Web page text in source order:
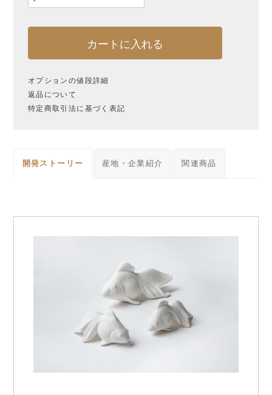
静岡
大阪
¥10,000〜¥19,999
カートに入れる
オプションの値段詳細
返品について
特定商取引法に基づく表記
開発ストーリー 産地・企業紹介 関連商品